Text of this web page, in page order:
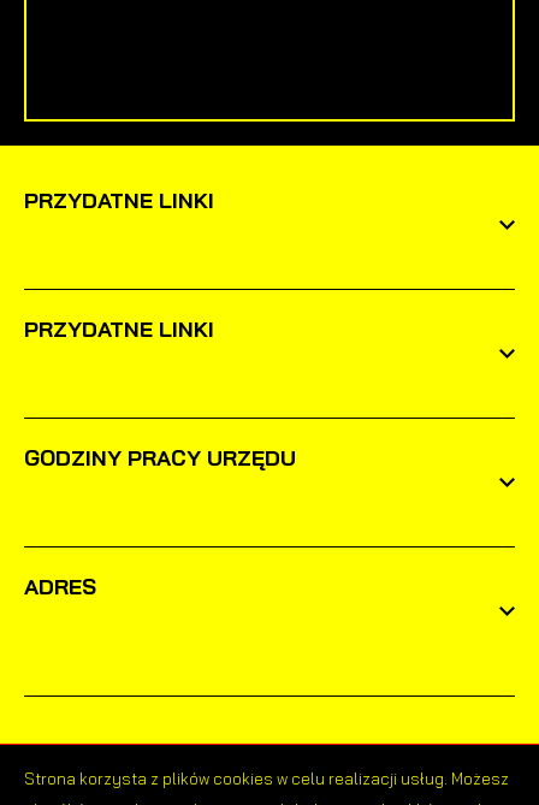
PRZYDATNE LINKI
PRZYDATNE LINKI
GODZINY PRACY URZĘDU
ADRES
Strona korzysta z plików cookies w celu realizacji usług. Możesz